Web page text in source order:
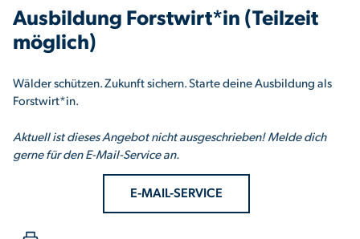
Ausbildung Forstwirt*in (Teilzeit
möglich)
Wälder schützen. Zukunft sichern. Starte deine Ausbildung als
Forstwirt*in.
Aktuell ist dieses Angebot nicht ausgeschrieben! Melde dich
gerne für den E-Mail-Service an.
E-MAIL-SERVICE